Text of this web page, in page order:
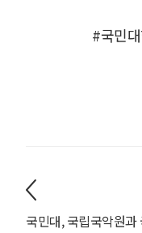
#국민
국민대, 국립국악원